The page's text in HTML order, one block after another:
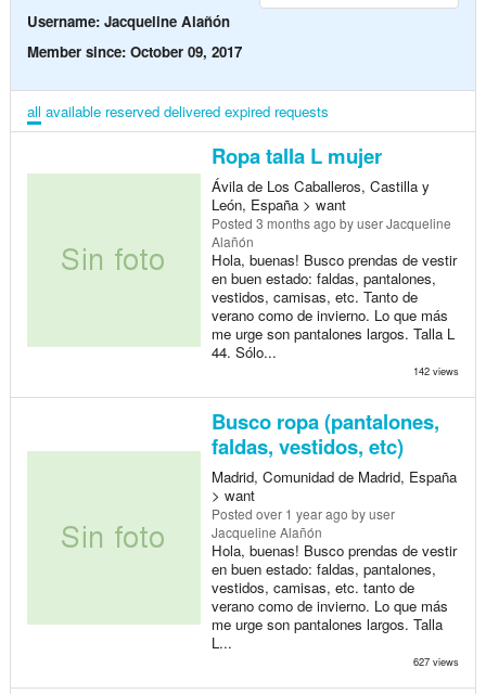
Username: Jacqueline Alañón
Member since: October 09, 2017
all available reserved delivered expired requests
Ropa talla L mujer
Ávila de Los Caballeros, Castilla y
León, España > want
Posted 3 months ago by user Jacqueline
Alañón
Hola, buenas! Busco prendas de vestir
en buen estado: faldas, pantalones,
vestidos, camisas, etc. Tanto de
verano como de invierno. Lo que más
me urge son pantalones largos. Talla L
44. Sólo...
142 views
Busco ropa (pantalones,
faldas, vestidos, etc)
Madrid, Comunidad de Madrid, España
> want
Posted over 1 year ago by user
Jacqueline Alañón
Hola, buenas! Busco prendas de vestir
en buen estado: faldas, pantalones,
vestidos, camisas, etc. tanto de
verano como de invierno. Lo que más
me urge son pantalones largos. Talla
L...
627 views